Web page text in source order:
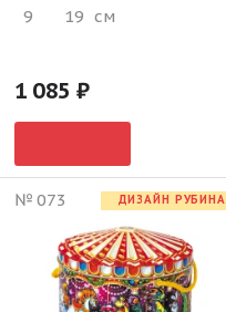
9
19 см
1 085
№ 073 ДИЗАЙН РУБИНА